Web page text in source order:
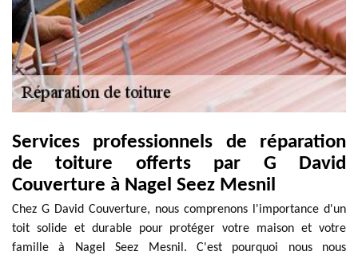
Services professionnels de réparation
de toiture offerts par G David
Couverture à Nagel Seez Mesnil
Chez G David Couverture, nous comprenons l'importance d'un
toit solide et durable pour protéger votre maison et votre
famille à Nagel Seez Mesnil. C'est pourquoi nous nous